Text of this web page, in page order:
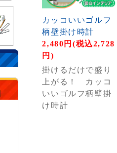
カッコいいゴルフ
柄壁掛け時計
2,480円(税込2,728
円)
掛けるだけで盛り
上がる！ カッコ
いいゴルフ柄壁掛
け時計